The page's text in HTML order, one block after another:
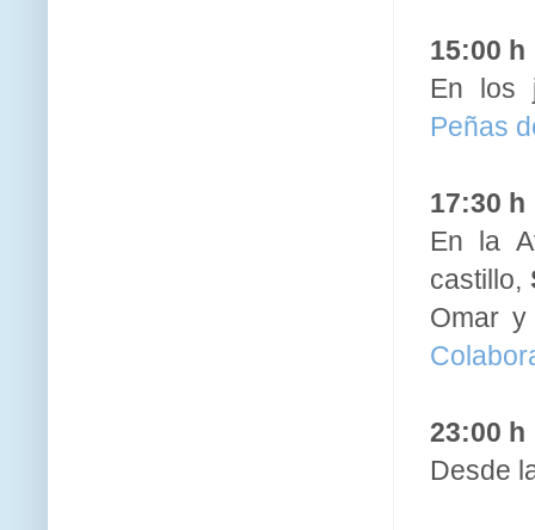
15:00 h
En los
Peñas
17:30 h
En la
castillo,
Omar
23:00 h
Desde